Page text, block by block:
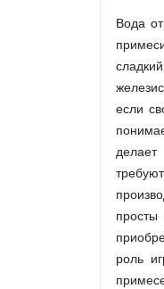
Вода
если
делает
просты
роль